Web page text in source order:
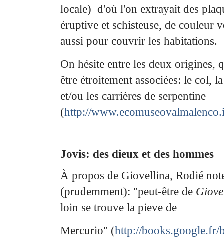
locale) d'où l'on extrayait des
éruptive et schisteuse, de couleur
aussi pour couvrir les habitations.
On hésite entre les deux origines,
être étroitement associées: le col,
et/ou les carrières de serpentine
(http://
Jovis: des dieux et des hommes
À propos de Giovellina, Rodié
(prudemment): "peut-être de Giove
loin se trouve la pieve de
Mercurio" (http://books.google.fr/